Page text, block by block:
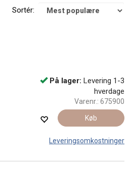
Sortér:
På lager: Levering 1-3
hverdage
Varenr.: 675900
Køb
Leveringsomkostninger